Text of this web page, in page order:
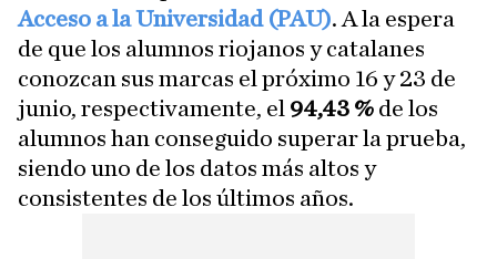
Acceso a la Universidad (PAU). A la espera
de que los alumnos riojanos y catalanes
conozcan sus marcas el próximo 16 y 23 de
junio, respectivamente, el 94,43 % de los
alumnos han conseguido superar la prueba,
siendo uno de los datos más altos y
consistentes de los últimos años.